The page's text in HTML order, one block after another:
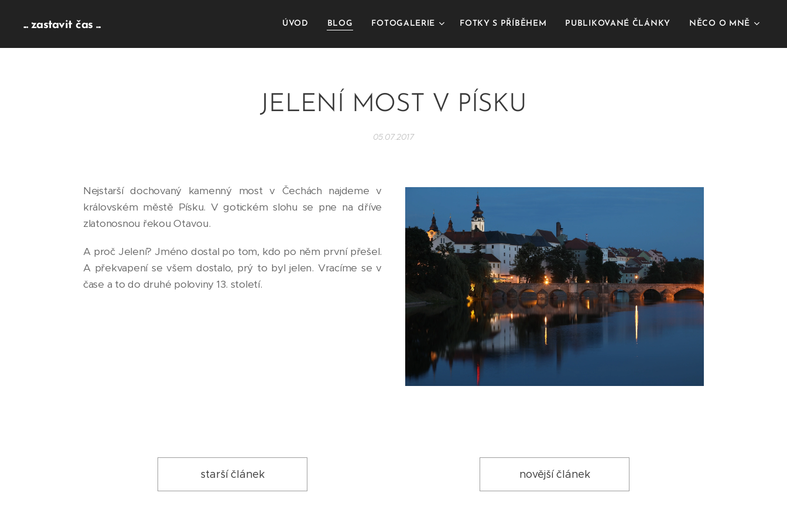
... zastavit čas ... ÚVOD BLOG FOTOGALERIE FOTKY S PŘÍBĚHEM PUBLIKOVANÉ ČLÁNKY NĚCO O MNĚ
JELENÍ MOST V PÍSKU
05.07.2017
Nejstarší dochovaný kamenný most v Čechách najdeme v
královském městě Písku. V gotickém slohu se pne na dříve
zlatonosnou řekou Otavou.
A proč Jelení? Jméno dostal po tom, kdo po něm první přešel.
A překvapení se všem dostalo, prý to byl jelen. Vracíme se v
čase a to do druhé poloviny 13. století.
starší článek novější článek